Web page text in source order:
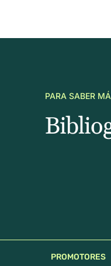
PARA SABER
PROMOTORES